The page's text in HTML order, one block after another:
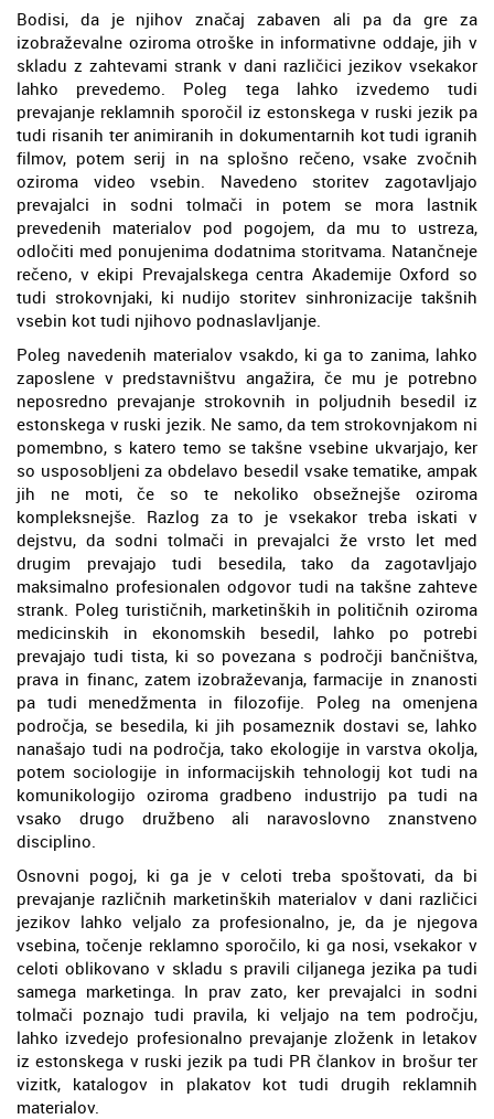
Bodisi, da je njihov značaj zabaven ali pa da gre za
izobraževalne oziroma otroške in informativne oddaje, jih v
skladu z zahtevami strank v dani različici jezikov vsekakor
lahko prevedemo. Poleg tega lahko izvedemo tudi
prevajanje reklamnih sporočil iz estonskega v ruski jezik pa
tudi risanih ter animiranih in dokumentarnih kot tudi igranih
filmov, potem serij in na splošno rečeno, vsake zvočnih
oziroma video vsebin. Navedeno storitev zagotavljajo
prevajalci in sodni tolmači in potem se mora lastnik
prevedenih materialov pod pogojem, da mu to ustreza,
odločiti med ponujenima dodatnima storitvama. Natančneje
rečeno, v ekipi Prevajalskega centra Akademije Oxford so
tudi strokovnjaki, ki nudijo storitev sinhronizacije takšnih
vsebin kot tudi njihovo podnaslavljanje.
Poleg navedenih materialov vsakdo, ki ga to zanima, lahko
zaposlene v predstavništvu angažira, če mu je potrebno
neposredno prevajanje strokovnih in poljudnih besedil iz
estonskega v ruski jezik. Ne samo, da tem strokovnjakom ni
pomembno, s katero temo se takšne vsebine ukvarjajo, ker
so usposobljeni za obdelavo besedil vsake tematike, ampak
jih ne moti, če so te nekoliko obsežnejše oziroma
kompleksnejše. Razlog za to je vsekakor treba iskati v
dejstvu, da sodni tolmači in prevajalci že vrsto let med
drugim prevajajo tudi besedila, tako da zagotavljajo
maksimalno profesionalen odgovor tudi na takšne zahteve
strank. Poleg turističnih, marketinških in političnih oziroma
medicinskih in ekonomskih besedil, lahko po potrebi
prevajajo tudi tista, ki so povezana s področji bančništva,
prava in financ, zatem izobraževanja, farmacije in znanosti
pa tudi menedžmenta in filozofije. Poleg na omenjena
področja, se besedila, ki jih posameznik dostavi se, lahko
nanašajo tudi na področja, tako ekologije in varstva okolja,
potem sociologije in informacijskih tehnologij kot tudi na
komunikologijo oziroma gradbeno industrijo pa tudi na
vsako drugo družbeno ali naravoslovno znanstveno
disciplino.
Osnovni pogoj, ki ga je v celoti treba spoštovati, da bi
prevajanje različnih marketinških materialov v dani različici
jezikov lahko veljalo za profesionalno, je, da je njegova
vsebina, točenje reklamno sporočilo, ki ga nosi, vsekakor v
celoti oblikovano v skladu s pravili ciljanega jezika pa tudi
samega marketinga. In prav zato, ker prevajalci in sodni
tolmači poznajo tudi pravila, ki veljajo na tem področju,
lahko izvedejo profesionalno prevajanje zloženk in letakov
iz estonskega v ruski jezik pa tudi PR člankov in brošur ter
vizitk, katalogov in plakatov kot tudi drugih reklamnih
materialov.